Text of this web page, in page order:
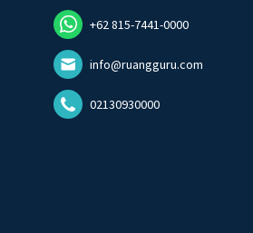
+62 815-7441-0000
info@ruangguru.com
02130930000